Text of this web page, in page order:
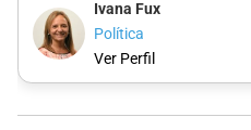
Ivana Fux
Política
Ver Perfil